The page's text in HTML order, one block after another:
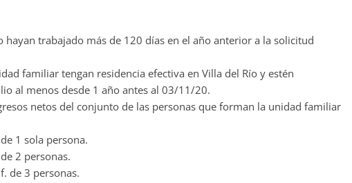
hayan trabajado más de 120 días en el año anterior a la solicitud
familiar tengan residencia efectiva en Villa del Río y estén
al menos desde 1 año antes al 03/11/20.
netos del conjunto de las personas que forman la unidad familiar
1 sola persona.
2 personas.
de 3 personas.